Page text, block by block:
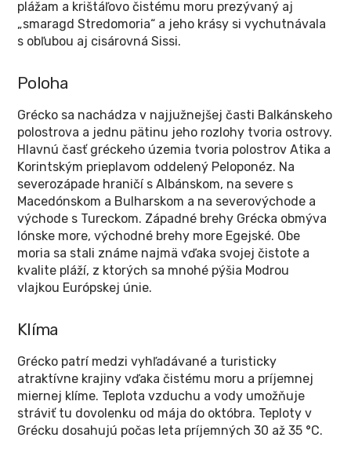
plážam a krištáľovo čistému moru prezývaný aj
„smaragd Stredomoria“ a jeho krásy si vychutnávala
s obľubou aj cisárovná Sissi.
Poloha
Grécko sa nachádza v najjužnejšej časti Balkánskeho
polostrova a jednu pätinu jeho rozlohy tvoria ostrovy.
Hlavnú časť gréckeho územia tvoria polostrov Atika a
Korintským prieplavom oddelený Peloponéz. Na
severozápade hraničí s Albánskom, na severe s
Macedónskom a Bulharskom a na severovýchode a
východe s Tureckom. Západné brehy Grécka obmýva
Iónske more, východné brehy more Egejské. Obe
moria sa stali známe najmä vďaka svojej čistote a
kvalite pláží, z ktorých sa mnohé pýšia Modrou
vlajkou Európskej únie.
Klíma
Grécko patrí medzi vyhľadávané a turisticky
atraktívne krajiny vďaka čistému moru a príjemnej
miernej klíme. Teplota vzduchu a vody umožňuje
stráviť tu dovolenku od mája do októbra. Teploty v
Grécku dosahujú počas leta príjemných 30 až 35 °C.